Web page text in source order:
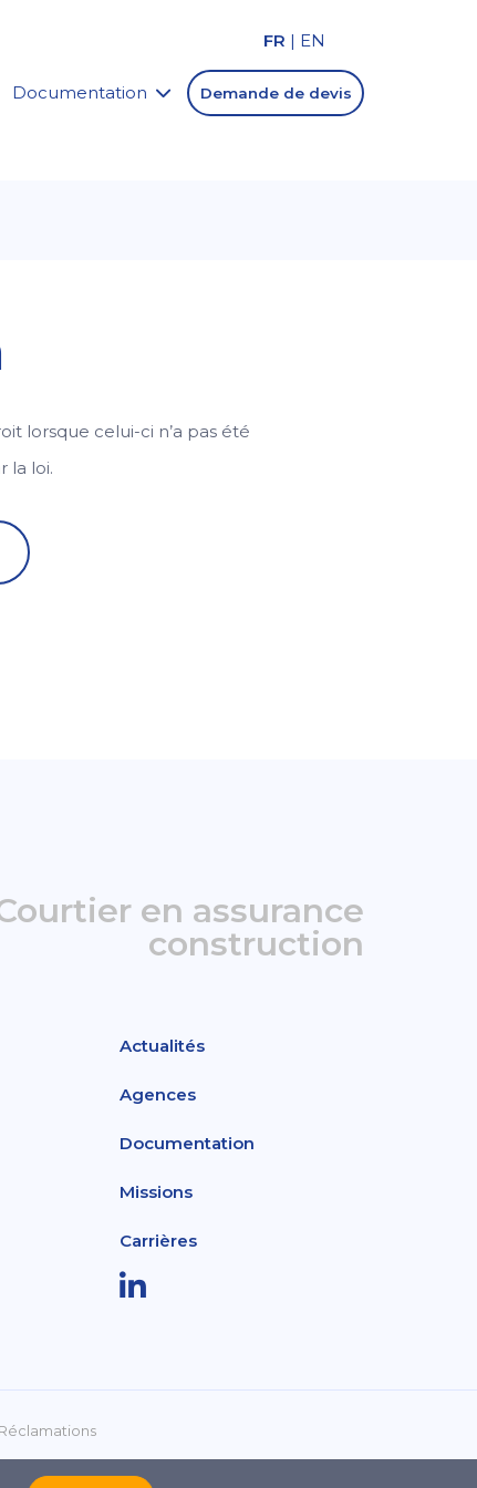
FR | EN
Documentation Demande de devis
lorsque celui-ci n’a pas été
la loi.
en assurance
construction
Actualités
Agences
Documentation
Missions
Carrières
Réclamations